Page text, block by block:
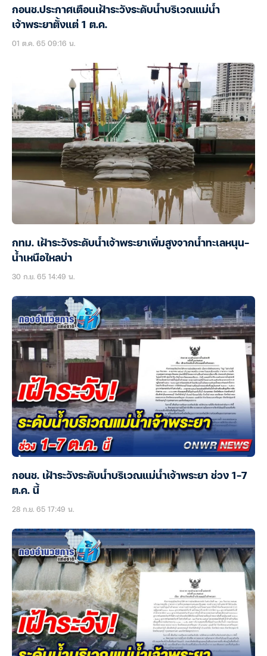
กอนช.ประกาศเตือนเฝ้าระวังระดับน้ำบริเวณแม่น้ำ
เจ้าพระยาตั้งแต่ 1 ต.ค.
01 ต.ค. 65 09:16 น.
กทม. เฝ้าระวังระดับน้ำเจ้าพระยาเพิ่มสูงจากน้ำทะเลหนุน-
น้ำเหนือไหลบ่า
30 ก.ย. 65 14:49 น.
กอนช. เฝ้าระวังระดับน้ำบริเวณแม่น้ำเจ้าพระยา ช่วง 1-7
ต.ค. นี้
28 ก.ย. 65 17:49 น.